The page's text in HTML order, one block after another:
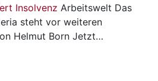
Insolvenz Arbeitswelt Das
steht vor weiteren
Helmut Born Jetzt…